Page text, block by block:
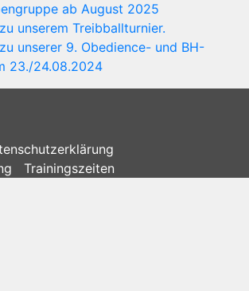
ab August 2025
unserem Treibballturnier.
unserer 9. Obedience- und BH-
23./24.08.2024
Trainingszeiten